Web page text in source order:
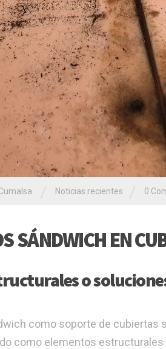
Noticias recientes 0
SÁNDWICH EN
o
como soporte de cubiertas
como elementos